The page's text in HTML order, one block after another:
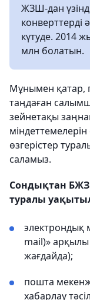
ЖЗШ-дан
конверттерді
күтуде. 2014
млн болатын.
Мұнымен қатар,
таңдаған
зейнетақы
өзгерістер
саламыз.
Сондықтан
туралы
электрондық
mail)» арқылы
жағдайда);
пошта
хабарлау